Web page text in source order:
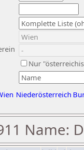
Nur
Niederösterreich
Name: